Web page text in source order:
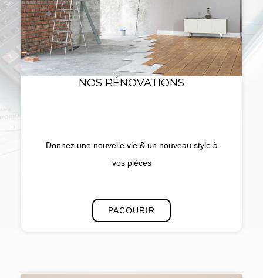
NOS RÉNOVATIONS
Donnez une nouvelle vie & un nouveau style à
vos pièces
PACOURIR